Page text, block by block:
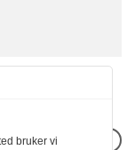
Neste artikkel
bruker vi